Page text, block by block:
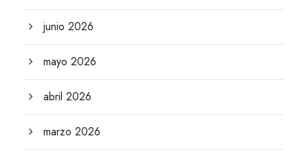
junio 2026
mayo 2026
abril 2026
marzo 2026